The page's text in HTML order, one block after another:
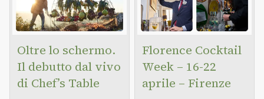
Oltre lo schermo.
Il debutto dal vivo
di Chef’s Table
Florence Cocktail
Week – 16-22
aprile – Firenze